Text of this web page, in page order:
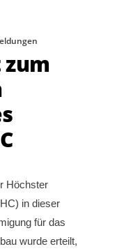
Höchster
in dieser
für das
wurde erteilt,